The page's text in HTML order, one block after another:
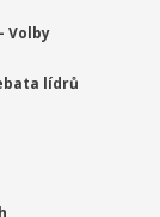
Volby
lídrů